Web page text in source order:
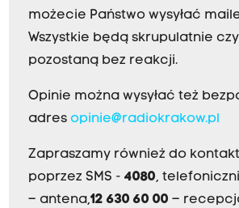
możecie Państwo wysyłać
Wszystkie będą skrupulatnie
pozostaną bez reakcji.
Opinie można wysyłać też
adres opinie@radiokrakow.pl
Zapraszamy również do
poprzez SMS - 4080,
– antena,12 630 60 00 –